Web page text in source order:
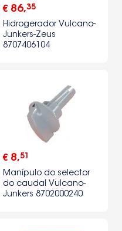
€ 86,35
Hidrogerador Vulcano-
Junkers-Zeus
8707406104
€ 8,51
Manípulo do selector
do caudal Vulcano-
Junkers 8702000240